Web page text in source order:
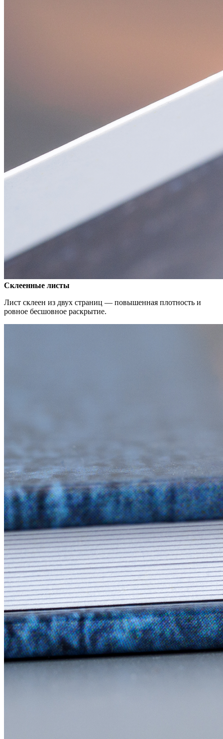
Склеенные листы
Лист склеен из двух страниц — повышенная плотность и
ровное бесшовное раскрытие.